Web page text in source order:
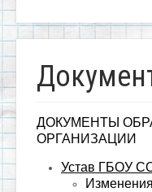
ДОКУМЕНТЫ
ОРГАНИЗАЦИИ
Устав ГБОУ